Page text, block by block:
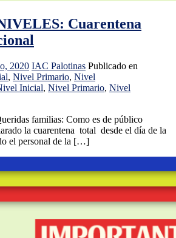
Cuarentena
2020 IAC Palotinas Publicado en
, Nivel Primario, Nivel
Inicial, Nivel Primario, Nivel
familias: Como es de público
la cuarentena total desde el día de la
el personal de la […]